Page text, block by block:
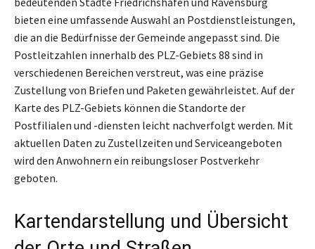
bieten eine umfassende Auswahl an Postdienstleistungen,
die an die Bedürfnisse der Gemeinde angepasst sind. Die
Postleitzahlen innerhalb des PLZ-Gebiets 88 sind in
verschiedenen Bereichen verstreut, was eine präzise
Zustellung von Briefen und Paketen gewährleistet. Auf der
Karte des PLZ-Gebiets können die Standorte der
Postfilialen und -diensten leicht nachverfolgt werden. Mit
aktuellen Daten zu Zustellzeiten und Serviceangeboten
wird den Anwohnern ein reibungsloser Postverkehr
geboten.
Kartendarstellung und Übersicht